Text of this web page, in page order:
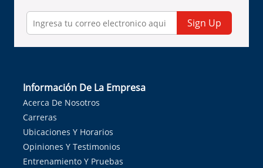
Sign Up
Información De La Empresa
Acerca De Nosotros
Carreras
Ubicaciones Y Horarios
Opiniones Y Testimonios
Entrenamiento Y Pruebas